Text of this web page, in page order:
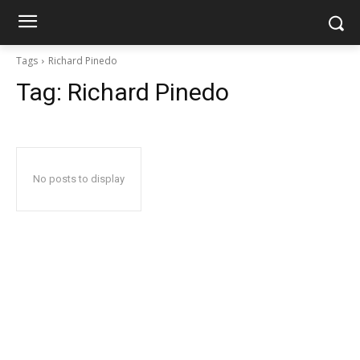
Tags Richard Pinedo
Tag: Richard Pinedo
No posts to display